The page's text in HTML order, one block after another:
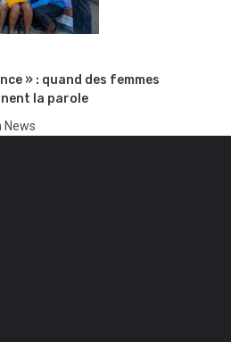
» : quand des femmes
la parole
News